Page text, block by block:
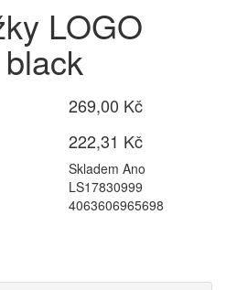
LOGO
269,00 Kč
222,31 Kč
Skladem Ano
LS17830999
4063606965698